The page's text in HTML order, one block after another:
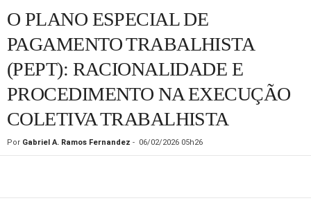
O PLANO ESPECIAL DE
PAGAMENTO TRABALHISTA
(PEPT): RACIONALIDADE E
PROCEDIMENTO NA EXECUÇÃO
COLETIVA TRABALHISTA
Por Gabriel A. Ramos Fernandez - 06/02/2026 05h26